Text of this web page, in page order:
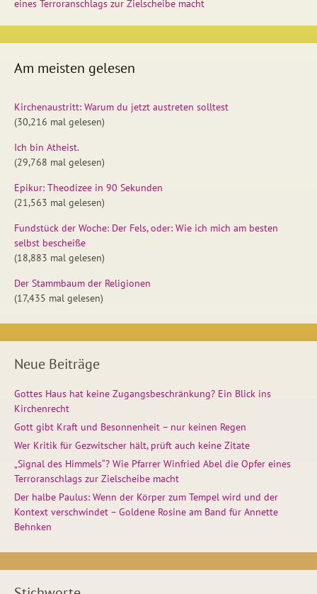
eines Terroranschlags zur Zielscheibe macht
Am meisten gelesen
Kirchenaustritt: Warum du jetzt austreten solltest
(30,216 mal gelesen)
Ich bin Atheist.
(29,768 mal gelesen)
Epikur: Theodizee in 90 Sekunden
(21,563 mal gelesen)
Fundstück der Woche: Der Fels, oder: Wie ich mich am besten
selbst bescheiße
(18,883 mal gelesen)
Der Stammbaum der Religionen
(17,435 mal gelesen)
Neue Beiträge
Gottes Haus hat keine Zugangsbeschränkung? Ein Blick ins
Kirchenrecht
Gott gibt Kraft und Besonnenheit – nur keinen Regen
Wer Kritik für Gezwitscher hält, prüft auch keine Zitate
„Signal des Himmels“? Wie Pfarrer Winfried Abel die Opfer eines
Terroranschlags zur Zielscheibe macht
Der halbe Paulus: Wenn der Körper zum Tempel wird und der
Kontext verschwindet – Goldene Rosine am Band für Annette
Behnken